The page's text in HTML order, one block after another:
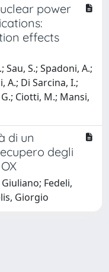
power
effects
Sau, S.; Spadoni, A.;
A.; Di Sarcina, I.;
Ciotti, M.; Mansi,
di un
degli
Fedeli,
Giorgio